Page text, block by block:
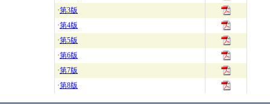
·第3版
·第4版
·第5版
·第6版
·第7版
·第8版